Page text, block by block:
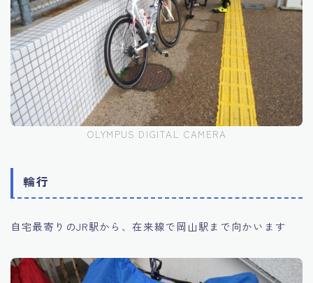
OLYMPUS DIGITAL CAMERA
輪行
自宅最寄りのJR駅から、在来線で岡山駅まで向かいます